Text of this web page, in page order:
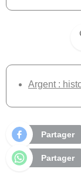
Argent :
Partager
Partager